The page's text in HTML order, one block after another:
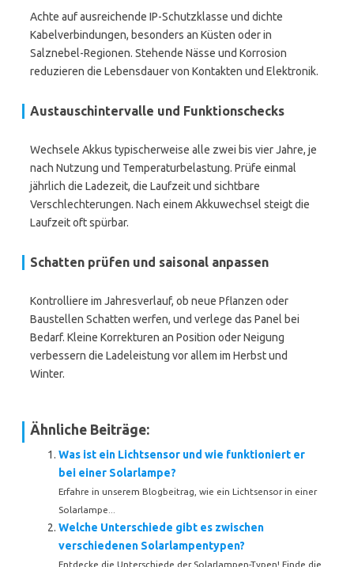
Achte auf ausreichende IP-Schutzklasse und dichte
Kabelverbindungen, besonders an Küsten oder in
Salznebel-Regionen. Stehende Nässe und Korrosion
reduzieren die Lebensdauer von Kontakten und Elektronik.
Austauschintervalle und Funktionschecks
Wechsele Akkus typischerweise alle zwei bis vier Jahre, je
nach Nutzung und Temperaturbelastung. Prüfe einmal
jährlich die Ladezeit, die Laufzeit und sichtbare
Verschlechterungen. Nach einem Akkuwechsel steigt die
Laufzeit oft spürbar.
Schatten prüfen und saisonal anpassen
Kontrolliere im Jahresverlauf, ob neue Pflanzen oder
Baustellen Schatten werfen, und verlege das Panel bei
Bedarf. Kleine Korrekturen an Position oder Neigung
verbessern die Ladeleistung vor allem im Herbst und
Winter.
Ähnliche Beiträge:
Was ist ein Lichtsensor und wie funktioniert er
bei einer Solarlampe?
Erfahre in unserem Blogbeitrag, wie ein Lichtsensor in einer
Solarlampe...
Welche Unterschiede gibt es zwischen
verschiedenen Solarlampentypen?
Entdecke die Unterschiede der Solarlampen-Typen! Finde die